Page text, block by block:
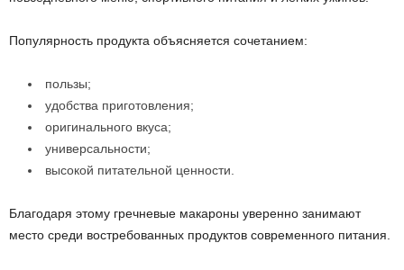
Популярность продукта объясняется сочетанием:
пользы;
удобства приготовления;
оригинального вкуса;
универсальности;
высокой питательной ценности.
Благодаря этому гречневые макароны уверенно занимают
место среди востребованных продуктов современного питания.